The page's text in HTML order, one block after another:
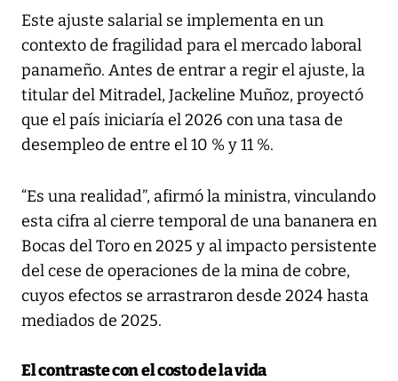
Este ajuste salarial se implementa en un
contexto de fragilidad para el mercado laboral
panameño. Antes de entrar a regir el ajuste, la
titular del Mitradel, Jackeline Muñoz, proyectó
que el país iniciaría el 2026 con una tasa de
desempleo de entre el 10 % y 11 %.
“Es una realidad”, afirmó la ministra, vinculando
esta cifra al cierre temporal de una bananera en
Bocas del Toro en 2025 y al impacto persistente
del cese de operaciones de la mina de cobre,
cuyos efectos se arrastraron desde 2024 hasta
mediados de 2025.
El contraste con el costo de la vida